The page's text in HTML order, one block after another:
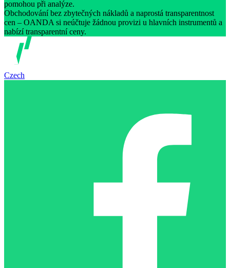
pomohou při analýze.
Obchodování bez zbytečných nákladů a naprostá transparentnost
cen – OANDA si neúčtuje žádnou provizi u hlavních instrumentů a
nabízí transparentní ceny.
Czech